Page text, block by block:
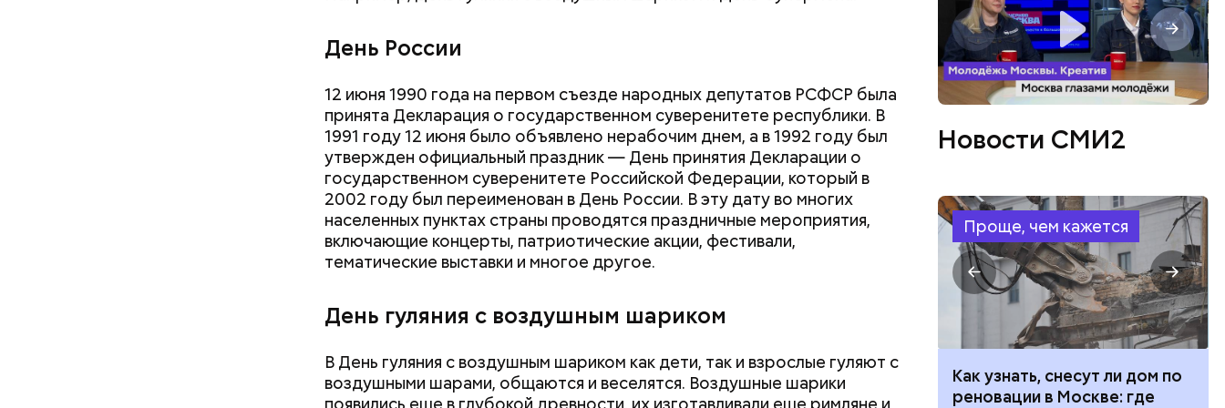
День России
12 июня 1990 года на первом съезде народных депутатов РСФСР была
принята Декларация о государственном суверенитете республики. В
1991 году 12 июня было объявлено нерабочим днем, а в 1992 году был
утвержден официальный праздник — День принятия Декларации о
государственном суверенитете Российской Федерации, который в
2002 году был переименован в День России. В эту дату во многих
населенных пунктах страны проводятся праздничные мероприятия,
включающие концерты, патриотические акции, фестивали,
тематические выставки и многое другое.
День гуляния с воздушным шариком
В День гуляния с воздушным шариком как дети, так и взрослые гуляют с
воздушными шарами, общаются и веселятся. Воздушные шарики
— В момент стресса он держит сосуды под контролем и
— В сыром виде не рекомендован, достаточно 50–100 грамм в день, и
Новости СМИ2
Проще, чем кажется
Как поменять батареи дома и
не получить штраф
Как получить до 100 тысяч
рублей от государства при
Как узнать, снесут ли дом по
реновации в Москве: где